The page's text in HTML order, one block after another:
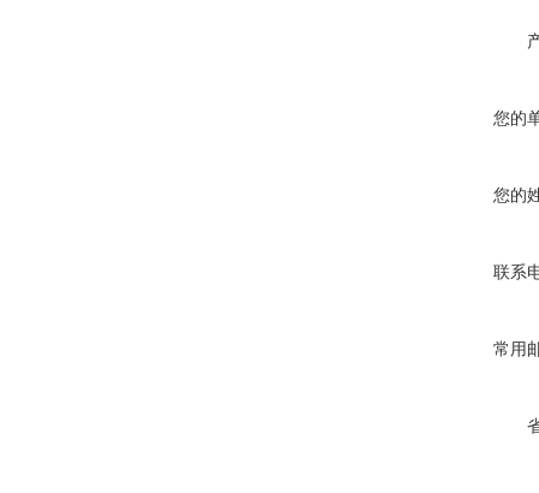
您的
您的
联系
常用